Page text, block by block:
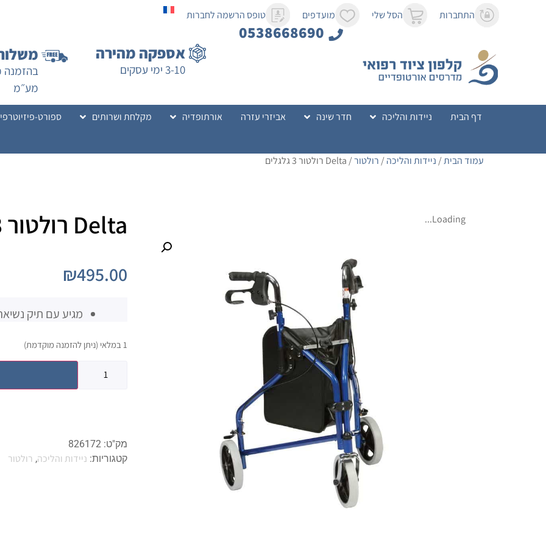
התחברות הסל שלי מועדפים טופס הרשמה לחברות
0538668690
אספקה מהירה
3-10 ימי עסקים
מע״מ
דף הבית ניידות והליכה חדר שינה אביזרי עזרה אורתופדיה מקלחת ושרותים ספורט-
עמוד הבית/ניידות והליכה/רולטור/ Delta רולטור 3 גלגלים
Loading... Delta רולטור 3 גלגלים
₪495.00
מגיע עם תיק
1 במלאי (ניתן להזמנה מוקדמת)
מק"ט: 826172
קטגוריות: ניידות והליכה, רולטור